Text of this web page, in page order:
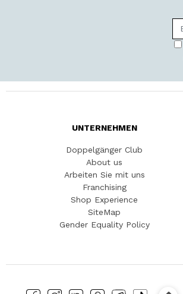
UNTERNEHMEN
Doppelgänger Club
About us
Arbeiten Sie mit uns
Franchising
Shop Experience
SiteMap
Gender Equality Policy